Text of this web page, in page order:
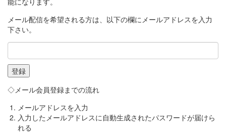
メール配信を希望される方は、以下の欄にメールアドレスを入力
下さい。
◇メール会員登録までの流れ
メールアドレスを入力
入力したメールアドレスに自動生成されたパスワードが届けら
れる